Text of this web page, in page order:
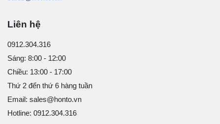
Liên hệ
0912.304.316
Sáng: 8:00 - 12:00
Chiều: 13:00 - 17:00
Thứ 2 đến thứ 6 hàng tuần
Email: sales@honto.vn
Hotline: 0912.304.316